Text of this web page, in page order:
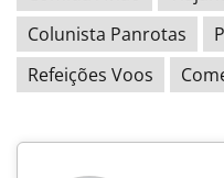
Colunista Panrotas
Refeições Voos